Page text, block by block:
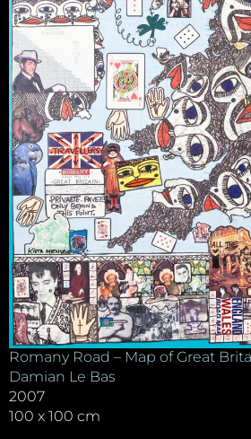
Romany Road – Map of Great
Damian Le Bas
2007
100 x 100 cm